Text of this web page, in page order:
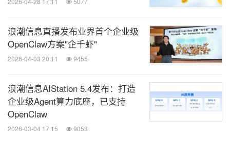
微信公众号“全球TMT”发布全球互联网、科
技、媒体、通讯企业的经营动态、财报信
息、企业并购消息。扫描二维码，立即订
阅！
关键词：互联网技术
电信业
分享到：
浪潮信息直播发布业界首个企业级
OpenClaw方案"企千虾"
2026-04-03 20:11 9455
浪潮信息AIStation 5.4发布：打造
企业级Agent算力底座，已支持
OpenClaw
2026-03-04 17:15 9053